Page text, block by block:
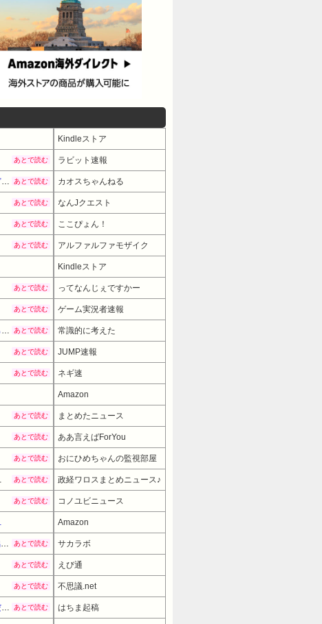
Kindleストア
あとで読む ラビット速報
あとで読む カオスちゃんねる
あとで読む なんJクエスト
あとで読む ここぴょん！
あとで読む アルファルファモザイク
Kindleストア
あとで読む ってなんじぇですかー
あとで読む ゲーム実況者速報
あとで読む 常識的に考えた
あとで読む JUMP速報
あとで読む ネギ速
Amazon
あとで読む まとめたニュース
あとで読む ああ言えばForYou
あとで読む おにひめちゃんの監視部屋
あとで読む 政経ワロスまとめニュース♪
あとで読む コノユビニュース
Amazon
あとで読む サカラボ
あとで読む えび通
あとで読む 不思議.net
あとで読む はちま起稿